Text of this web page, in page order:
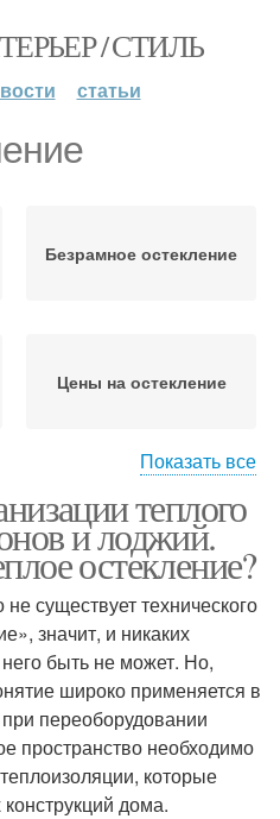
/ СТИЛЬ
статьи
Безрамное остекление
Цены на остекление
Показать все
теплого
и лоджий.
остекление?
существует технического
значит, и никаких
быть не может. Но,
широко применяется в
переоборудовании
пространство необходимо
которые
дома.